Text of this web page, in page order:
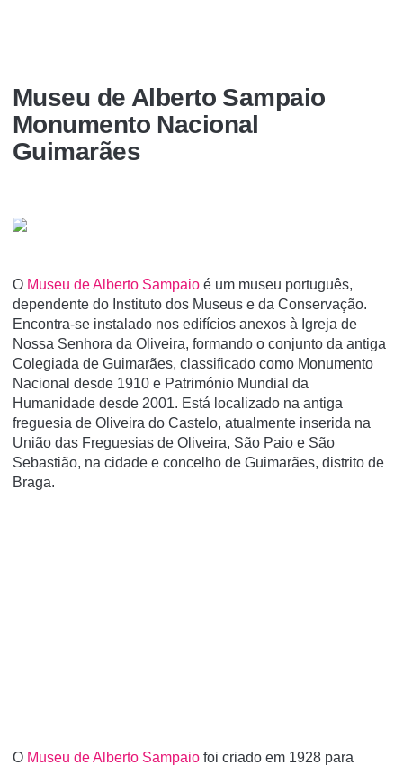
Museu de Alberto Sampaio
Monumento Nacional
Guimarães
O Museu de Alberto Sampaio é um museu português,
dependente do Instituto dos Museus e da Conservação.
Encontra-se instalado nos edifí­cios anexos à Igreja de
Nossa Senhora da Oliveira, formando o conjunto da antiga
Colegiada de Guimarães, classificado como Monumento
Nacional desde 1910 e Património Mundial da
Humanidade desde 2001. Está localizado na antiga
freguesia de Oliveira do Castelo, atualmente inserida na
União das Freguesias de Oliveira, São Paio e São
Sebastião, na cidade e concelho de Guimarães, distrito de
Braga.
O Museu de Alberto Sampaio foi criado em 1928 para